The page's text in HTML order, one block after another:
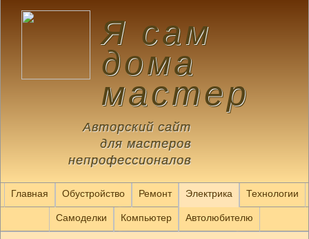
Я сам
дома
мастер
Авторский сайт
для мастеров
непрофессионалов
Главная Обустройство Ремонт Электрика Технологии
Самоделки Компьютер Автолюбителю